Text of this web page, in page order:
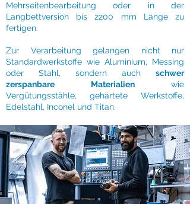
Mehrseitenbearbeitung oder in der
Langbettversion bis 2200 mm Länge zu
fertigen.
Zur Verarbeitung gelangen nicht nur
Standardwerkstoffe wie Aluminium, Messing
oder Stahl, sondern auch schwer
zerspanbare Materialienwie
Vergütungsstähle, gehärtete Werkstoffe,
Edelstahl, Inconel und Titan.